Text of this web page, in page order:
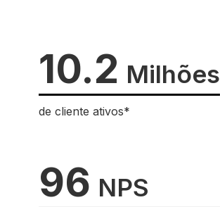
10.2 Milhões
de cliente ativos*
96 NPS